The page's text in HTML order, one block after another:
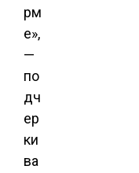
рм
е»,
—
по
дч
ер
ки
ва